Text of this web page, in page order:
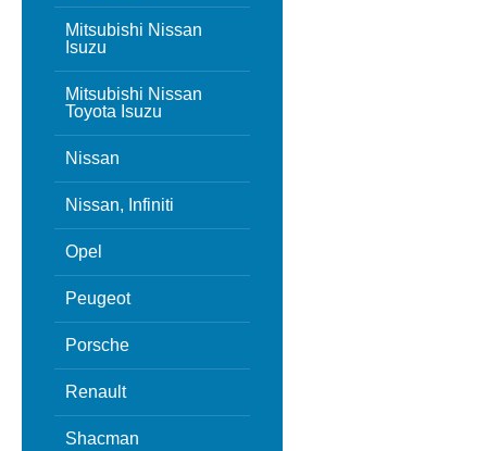
Mitsubishi Nissan
Isuzu
Mitsubishi Nissan
Toyota Isuzu
Nissan
Nissan, Infiniti
Opel
Peugeot
Porsche
Renault
Shacman